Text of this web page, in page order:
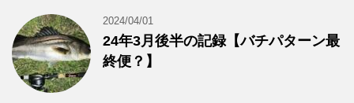
2024/04/01
24年3月後半の記録【バチパターン最
終便？】